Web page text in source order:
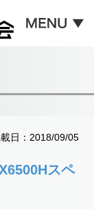
日：2018/09/05
スペ